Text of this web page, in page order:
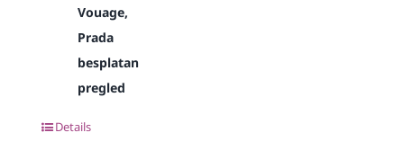
Vouage,
Prada
besplatan
pregled
Details